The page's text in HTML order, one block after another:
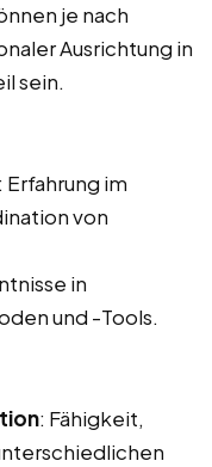
je nach
Ausrichtung in
sein.
: Erfahrung im
von
in
und -Tools.
: Fähigkeit,